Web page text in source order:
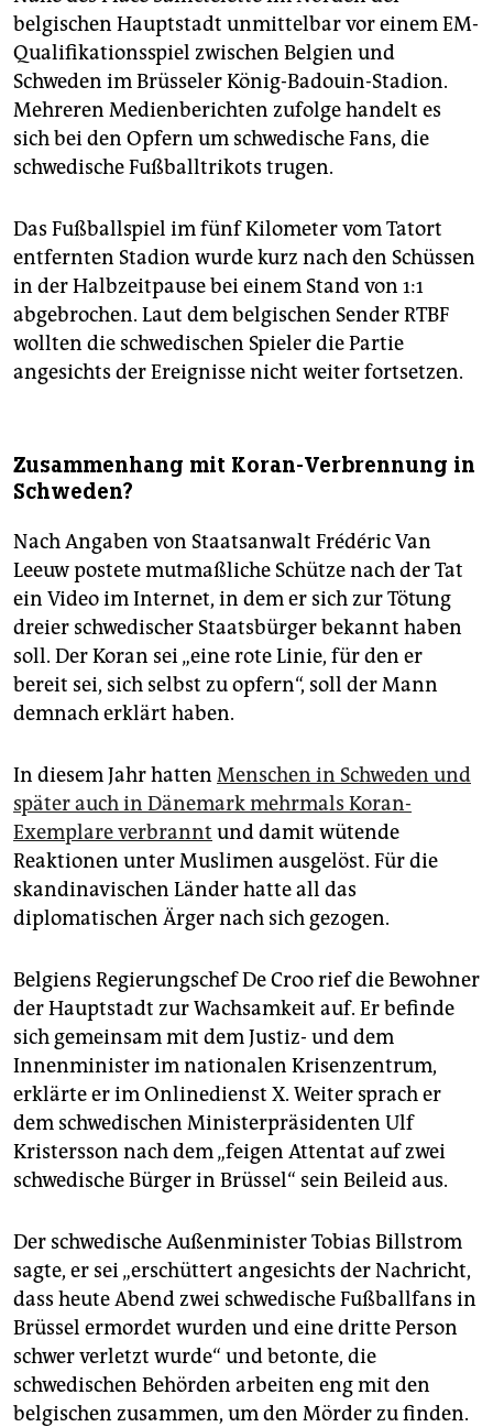
belgischen Hauptstadt unmittelbar vor einem EM-
Qualifikationsspiel zwischen Belgien und
Schweden im Brüsseler König-Badouin-Stadion.
Mehreren Medienberichten zufolge handelt es
sich bei den Opfern um schwedische Fans, die
schwedische Fußballtrikots trugen.
Das Fußballspiel im fünf Kilometer vom Tatort
entfernten Stadion wurde kurz nach den Schüssen
in der Halbzeitpause bei einem Stand von 1:1
abgebrochen. Laut dem belgischen Sender RTBF
wollten die schwedischen Spieler die Partie
angesichts der Ereignisse nicht weiter fortsetzen.
Zusammenhang mit Koran-Verbrennung in
Schweden?
Nach Angaben von Staatsanwalt Frédéric Van
Leeuw postete mutmaßliche Schütze nach der Tat
ein Video im Internet, in dem er sich zur Tötung
dreier schwedischer Staatsbürger bekannt haben
soll. Der Koran sei „eine rote Linie, für den er
bereit sei, sich selbst zu opfern“, soll der Mann
demnach erklärt haben.
In diesem Jahr hatten Menschen in Schweden und
später auch in Dänemark mehrmals Koran-
Exemplare verbrannt und damit wütende
Reaktionen unter Muslimen ausgelöst. Für die
skandinavischen Länder hatte all das
diplomatischen Ärger nach sich gezogen.
Belgiens Regierungschef De Croo rief die Bewohner
der Hauptstadt zur Wachsamkeit auf. Er befinde
sich gemeinsam mit dem Justiz- und dem
Innenminister im nationalen Krisenzentrum,
erklärte er im Onlinedienst X. Weiter sprach er
dem schwedischen Ministerpräsidenten Ulf
Kristersson nach dem „feigen Attentat auf zwei
schwedische Bürger in Brüssel“ sein Beileid aus.
Der schwedische Außenminister Tobias Billstrom
sagte, er sei „erschüttert angesichts der Nachricht,
dass heute Abend zwei schwedische Fußballfans in
Brüssel ermordet wurden und eine dritte Person
schwer verletzt wurde“ und betonte, die
schwedischen Behörden arbeiten eng mit den
belgischen zusammen, um den Mörder zu finden.